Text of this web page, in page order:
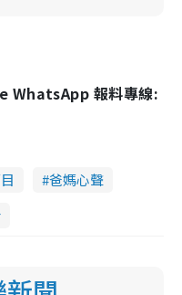
WhatsApp 報料專線:
爸媽心聲